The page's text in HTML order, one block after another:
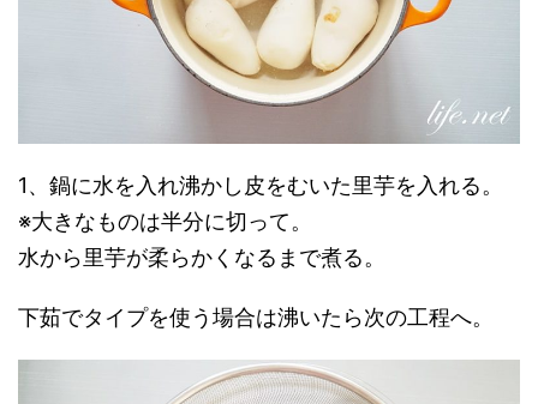
1、鍋に水を入れ沸かし皮をむいた里芋を入れる。
※大きなものは半分に切って。
水から里芋が柔らかくなるまで煮る。
下茹でタイプを使う場合は沸いたら次の工程へ。